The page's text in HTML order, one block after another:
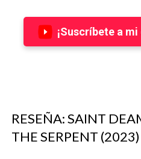
¡Suscríbete a
RESEÑA: SAINT
THE SERPENT (2023)